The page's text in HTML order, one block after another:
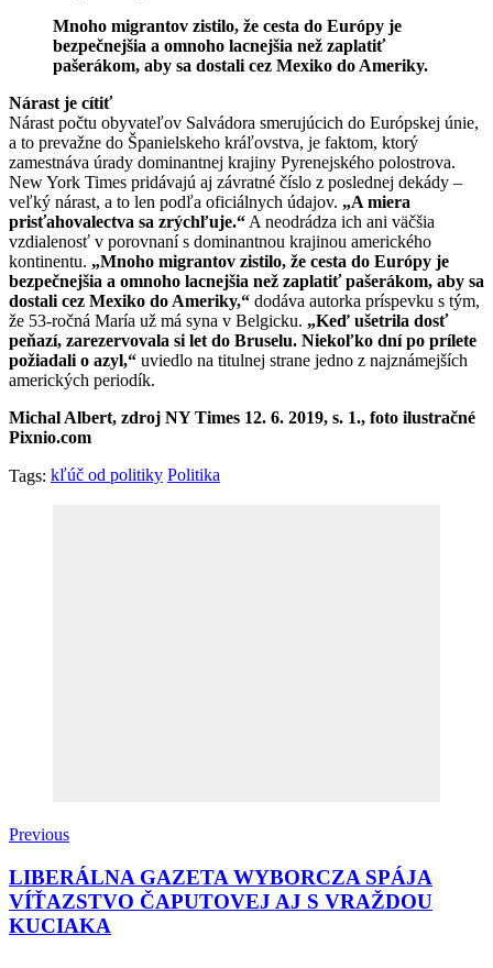
Mnoho migrantov zistilo, že cesta do Európy je
bezpečnejšia a omnoho lacnejšia než zaplatiť
pašerákom, aby sa dostali cez Mexiko do Ameriky.
Nárast je cítiť
Nárast počtu obyvateľov Salvádora smerujúcich do Európskej únie,
a to prevažne do Španielskeho kráľovstva, je faktom, ktorý
zamestnáva úrady dominantnej krajiny Pyrenejského polostrova.
New York Times pridávajú aj závratné číslo z poslednej dekády –
veľký nárast, a to len podľa oficiálnych údajov. „A miera
prisťahovalectva sa zrýchľuje.“ A neodrádza ich ani väčšia
vzdialenosť v porovnaní s dominantnou krajinou amerického
kontinentu. „Mnoho migrantov zistilo, že cesta do Európy je
bezpečnejšia a omnoho lacnejšia než zaplatiť pašerákom, aby sa
dostali cez Mexiko do Ameriky,“ dodáva autorka príspevku s tým,
že 53-ročná María už má syna v Belgicku. „Keď ušetrila dosť
peňazí, zarezervovala si let do Bruselu. Niekoľko dní po prílete
požiadali o azyl,“ uviedlo na titulnej strane jedno z najznámejších
amerických periodík.
Michal Albert, zdroj NY Times 12. 6. 2019, s. 1., foto ilustračné
Pixnio.com
Tags: kľúč od politiky Politika
Previous
LIBERÁLNA GAZETA WYBORCZA SPÁJA
VÍŤAZSTVO ČAPUTOVEJ AJ S VRAŽDOU
KUCIAKA